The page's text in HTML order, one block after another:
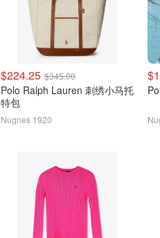
$224.25 $345.00
Polo Ralph Lauren 刺绣小马托
特包
Nugnes 1920